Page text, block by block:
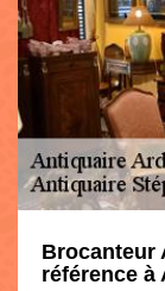
Brocanteur
référence à